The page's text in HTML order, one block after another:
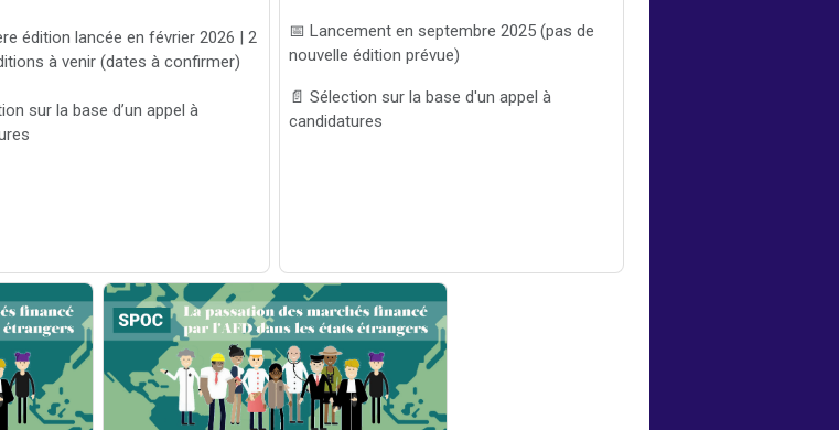
édition lancée en février 2026 | 2
à venir (dates à confirmer)
sur la base d’un appel à
📅 Lancement en septembre 2025 (pas de
nouvelle édition prévue)
📄 Sélection sur la base d'un appel à
candidatures